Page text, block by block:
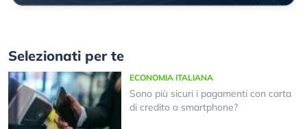
Selezionati per te
ECONOMIA ITALIANA
Sono più sicuri i pagamenti con carta
di credito o smartphone?